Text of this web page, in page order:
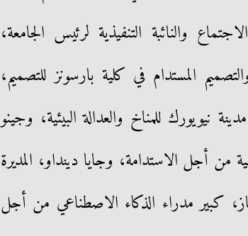
والنائبة التنفيذية لرئيس الجامعة،
المستدام في كلية بارسونز للتصميم،
للمناخ والعدالة البيئية، وجينو
من أجل الاستدامة، وجايا دينداو، المديرة
دياز، كبير مدراء الذكاء الاصطناعي من أجل